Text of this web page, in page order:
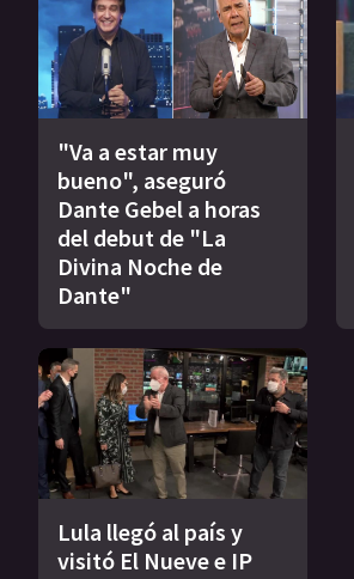
"Va a estar muy
bueno", aseguró
Dante Gebel a horas
del debut de "La
Divina Noche de
Dante"
Lula llegó al país y
visitó El Nueve e IP